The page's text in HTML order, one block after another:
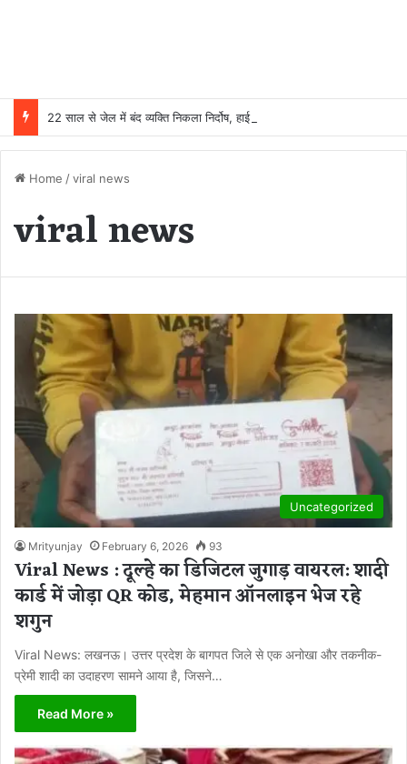
Home /viral news
viral news
Uncategorized
Mrityunjay February 6, 2026 93
Viral News : दूल्हे का डिजिटल जुगाड़ वायरल: शादी
कार्ड में जोड़ा QR कोड, मेहमान ऑनलाइन भेज रहे
शगुन
Viral News: लखनऊ। उत्तर प्रदेश के बागपत जिले से एक अनोखा और तकनीक-
प्रेमी शादी का उदाहरण सामने आया है, जिसने…
Read More »